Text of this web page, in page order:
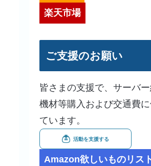
楽天市場
ご支援のお願い
皆さまの支援で、サーバ
機材等購入および交通費
ています。
Amazon欲しいものリス